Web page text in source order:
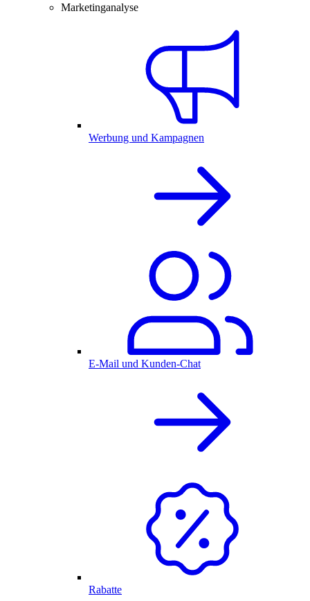
Marketinganalyse
Werbung und Kampagnen
E-Mail und Kunden-Chat
Rabatte